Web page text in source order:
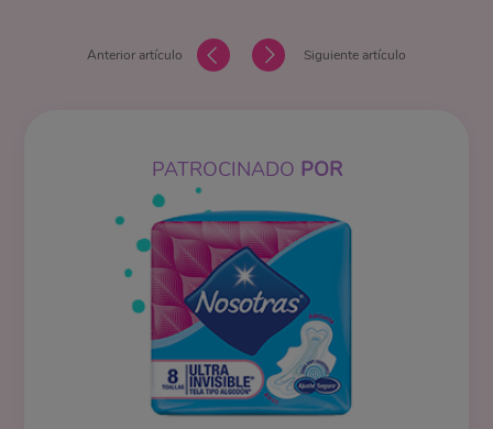
Anterior artículo Siguiente artículo
PATROCINADO POR